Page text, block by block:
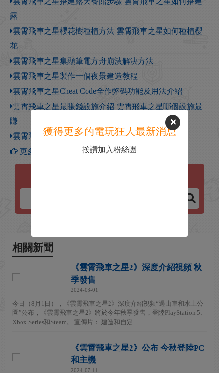
露
雲霄飛車之星櫻花樹種植方法 雲霄飛車之星如何種植櫻
花
雲霄飛車之星集顯筆電方舟崩潰解決方法
雲霄飛車之星製作一個夜景建造教程
雲霄飛車之星Cheat Code全作弊碼功能及用法介紹
雲霄飛車之星最賺錢設施介紹 雲霄飛車之星哪個設施最
賺
雲霄飛車之星洞穴樂園任務完成攻略
更多【雲霄飛車之星】攻略
相關新聞
《雲霄飛車之星2》深度介紹視頻 秋
季發售
2024-08-01
今日（8月1日），《雲霄飛車之星2》深度介紹視頻“過山車和水上公
園”公布，《雲霄飛車之星2》將於今年秋季發售，登陸PlayStation 5、
Xbox Series和Steam。 宣傳片： 建造和自定...
《雲霄飛車之星2》公布 今秋登陸PC
和主機
2024-07-11
獲得更多的電玩狂人最新消息
按讚加入粉絲團